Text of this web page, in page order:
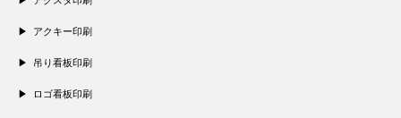
アクキー印刷
吊り看板印刷
ロゴ看板印刷